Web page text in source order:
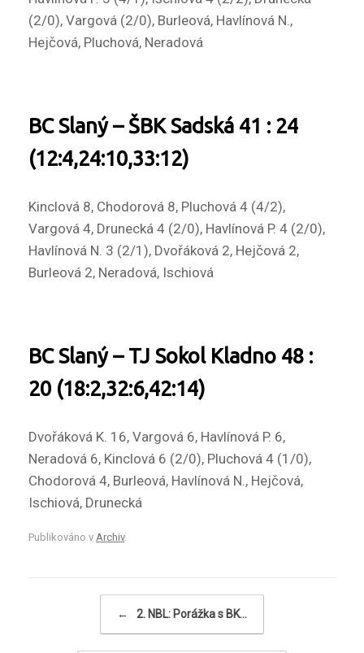
(2/0), Vargová (2/0), Burleová, Havlínová N.,
Hejčová, Pluchová, Neradová
BC Slaný – ŠBK Sadská 41 : 24
(12:4,24:10,33:12)
Kinclová 8, Chodorová 8, Pluchová 4 (4/2),
Vargová 4, Drunecká 4 (2/0), Havlínová P. 4 (2/0),
Havlínová N. 3 (2/1), Dvořáková 2, Hejčová 2,
Burleová 2, Neradová, Ischiová
BC Slaný – TJ Sokol Kladno 48 :
20 (18:2,32:6,42:14)
Dvořáková K. 16, Vargová 6, Havlínová P. 6,
Neradová 6, Kinclová 6 (2/0), Pluchová 4 (1/0),
Chodorová 4, Burleová, Havlínová N., Hejčová,
Ischiová, Drunecká
Publikováno v Archiv.
← 2. NBL: Porážka s BK…